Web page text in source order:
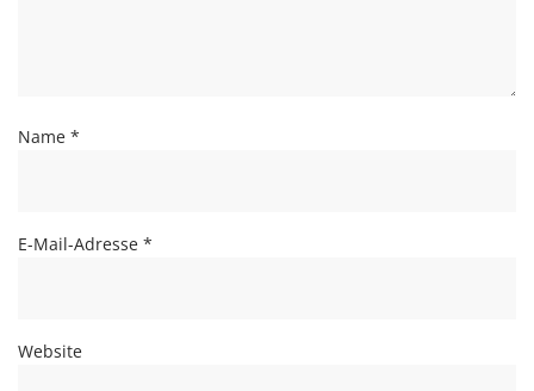
Name *
E-Mail-Adresse *
Website